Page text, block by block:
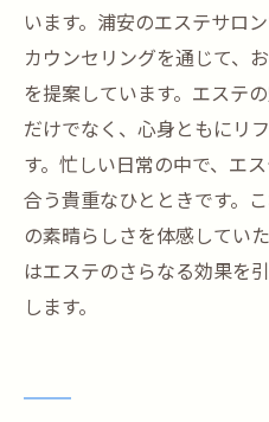
います。浦安のエステサロ
カウンセリングを通じて、
を提案しています。エステ
だけでなく、心身ともにリ
す。忙しい日常の中で、エ
合う貴重なひとときです。
の素晴らしさを体感してい
はエステのさらなる効果を
します。